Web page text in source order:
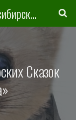
Литературная карта Новосибирска и Новосибирской области
Сказок